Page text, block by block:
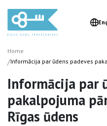
Home
/Informācija par ūdens padeves
Informācija par
pakalpojuma
Rīgas ūdens